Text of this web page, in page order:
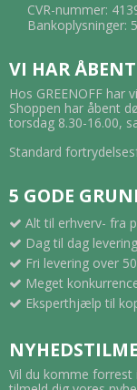
CVR-nummer:
Bankoplysninger:
VI HAR ÅBENT
Hos GREENOFF har
Shoppen har åbent
torsdag 8.30-16.00,
Standard
5 GODE
Alt til erhverv- fra
Dag til dag levering
Fri levering over
Meget
Eksperthjælp til
Vil du komme forrest